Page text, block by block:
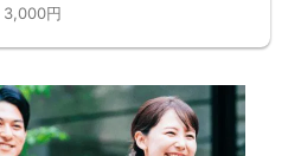
3,000円